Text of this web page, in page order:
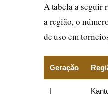
A tabela a seguir
a região, o
de uso em
Geração
I